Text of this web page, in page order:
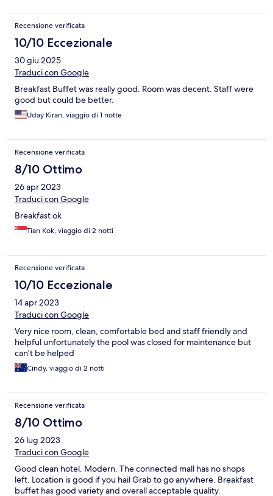
Recensione verificata
10/10 Eccezionale
30 giu 2025
Traduci con Google
Breakfast Buffet was really good. Room was decent. Staff were
good but could be better.
Uday Kiran, viaggio di 1 notte
Recensione verificata
8/10 Ottimo
26 apr 2023
Traduci con Google
Breakfast ok
Tian Kok, viaggio di 2 notti
Recensione verificata
10/10 Eccezionale
14 apr 2023
Traduci con Google
Very nice room, clean, comfortable bed and staff friendly and
helpful unfortunately the pool was closed for maintenance but
can't be helped
Cindy, viaggio di 2 notti
Recensione verificata
8/10 Ottimo
26 lug 2023
Traduci con Google
Good clean hotel. Modern. The connected mall has no shops
left. Location is good if you hail Grab to go anywhere. Breakfast
buffet has good variety and overall acceptable quality.